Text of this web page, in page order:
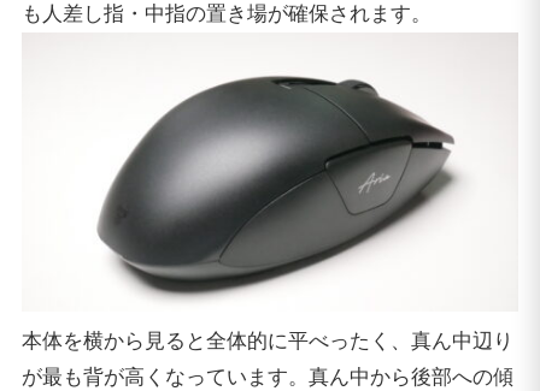
も人差し指・中指の置き場が確保されます。
本体を横から見ると全体的に平べったく、真ん中辺り
が最も背が高くなっています。真ん中から後部への傾